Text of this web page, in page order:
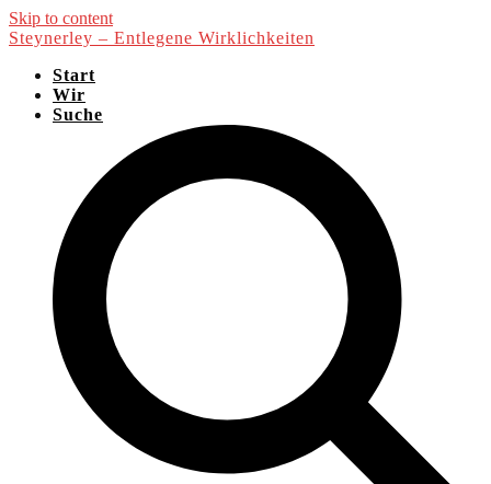
Skip to content
Steynerley – Entlegene Wirklichkeiten
Start
Wir
Suche